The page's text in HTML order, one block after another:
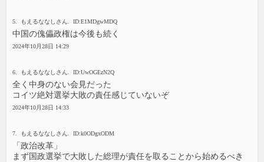
5. もえるななしさん. ID:E1MDgwMDQ
中国の傀儡政権は今後も続く
2024年10月28日 14:29
6. もえるななしさん. ID:UwOGEzN2Q
全く中身のない会見だった
コイツ絶対選挙大敗の責任感じていないぞ
2024年10月28日 14:33
7. もえるななしさん. ID:k0ODgxODM
「政治改革」
まず国政選挙で大敗した総理が責任を取ることから始めるべき